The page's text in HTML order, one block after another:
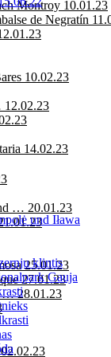
und Iława
klintis
Gauja
Montroy 10.01.23
de Negratín
10.02.23
14.02.23
… 20.01.23
25.01.23
27.01.23
… 28.01.23